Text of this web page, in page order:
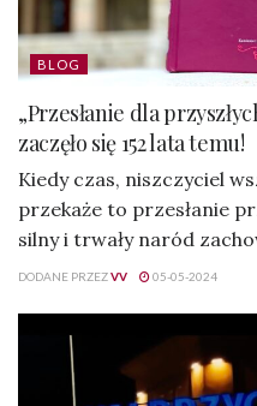
BLOG
„Przesłanie dla
zaczęło się 152 lata temu!
Kiedy czas, niszczyciel
przekaże to przesłanie
silny i trwały naród
DODANE PRZEZVV 05-05-2024